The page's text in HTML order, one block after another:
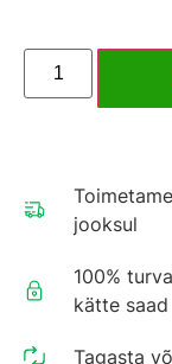
jooksul
100%
kätte saad
Tagasta